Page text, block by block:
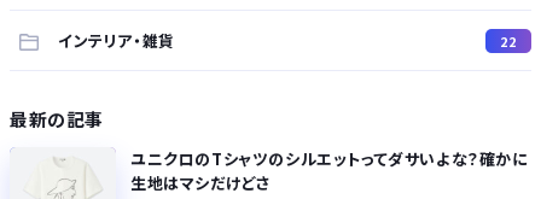
インテリア・雑貨 22
最新の記事
ユニクロのTシャツのシルエットってダサいよな？確かに
生地はマシだけどさ